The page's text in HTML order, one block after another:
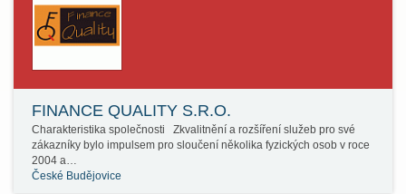
FINANCE QUALITY S.R.O.
Charakteristika společnosti Zkvalitnění a rozšíření služeb pro své
zákazníky bylo impulsem pro sloučení několika fyzických osob v roce
2004 a…
České Budějovice